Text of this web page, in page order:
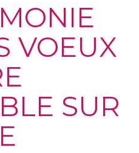
VOEUX
SUR